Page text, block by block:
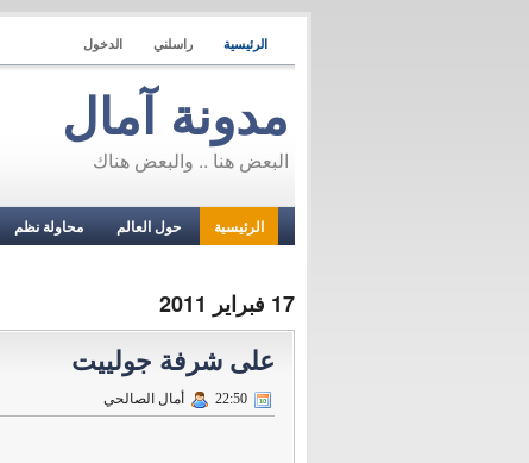
الرئيسية راسلني الدخول
مدونة آمال
البعض هنا .. والبعض هناك
الرئيسية حول العالم محاولة نظم
17 فبراير 2011
على شرفة جولييت
أمال الصالحي